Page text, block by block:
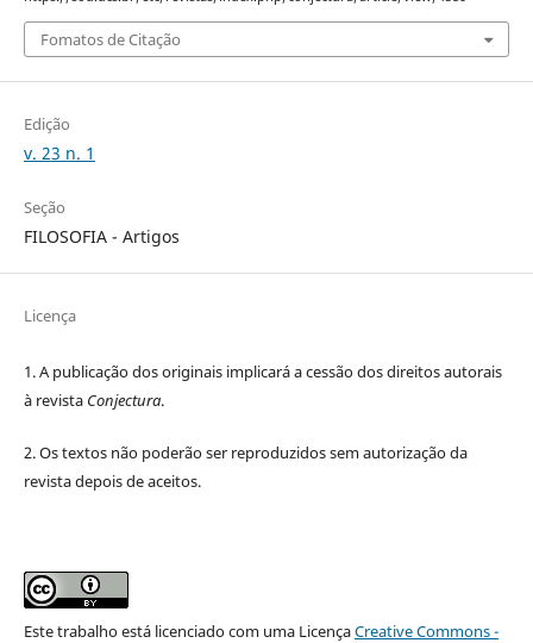
Fomatos de Citação
Edição
v. 23 n. 1
Seção
FILOSOFIA - Artigos
Licença
1. A publicação dos originais implicará a cessão dos direitos autorais
à revista Conjectura.
2. Os textos não poderão ser reproduzidos sem autorização da
revista depois de aceitos.
Este trabalho está licenciado com uma LicençaCreative Commons -